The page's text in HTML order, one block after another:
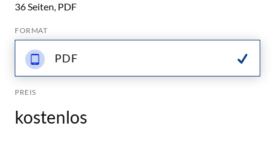
36 Seiten, PDF
FORMAT
PDF
PREIS
kostenlos